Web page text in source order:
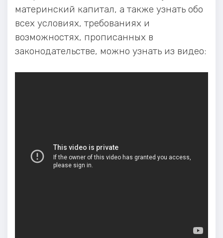
материнский капитал, а также узнать обо
всех условиях, требованиях и
возможностях, прописанных в
законодательстве, можно узнать из видео: